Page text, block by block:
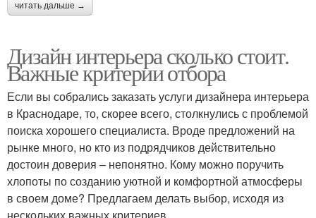
читать дальше →
Дизайн интерьера сколько стоит.
Важные критерии отбора
Если вы собрались заказать услуги дизайнера интерьера
в Краснодаре, то, скорее всего, столкнулись с проблемой
поиска хорошего специалиста. Вроде предложений на
рынке много, но кто из подрядчиков действительно
достоин доверия – непонятно. Кому можно поручить
хлопоты по созданию уютной и комфортной атмосферы
в своем доме? Предлагаем делать выбор, исходя из